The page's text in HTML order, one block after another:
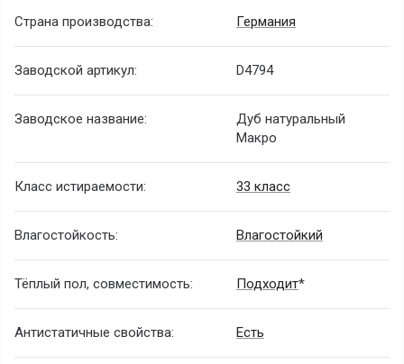
Страна производства: Германия
Заводской артикул: D4794
Заводское название:
Дуб натуральный
Макро
Класс истираемости: 33 класс
Влагостойкость: Влагостойкий
Тёплый пол, совместимость: Подходит*
Антистатичные свойства: Есть